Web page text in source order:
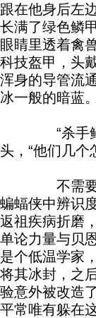
跟在他身后左
长满了绿色鳞
眼睛里透着禽
科技盔甲，头
浑身的导管流
冰一般的暗蓝。
“杀手鳄和
头，“他们几个
不需要她
蝙蝠侠中辨识
返祖疾病折磨
单论力量与贝
是个低温学家
将其冰封，之
验意外被改造
平常唯有躲在